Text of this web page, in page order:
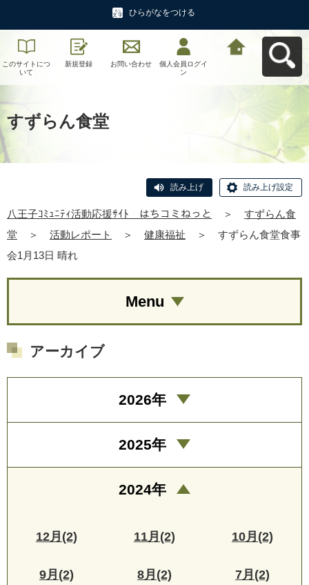
ひらがなをつける
このサイトにつ
いて
新規登録 お問い合わせ
個人会員ログイ
ン
すずらん食堂
読み上げ 読み上げ設定
八王子ｺﾐｭﾆﾃｨ活動応援ｻｲﾄ はちコミねっと ＞
すずらん食
堂
＞ 活動レポート ＞ 健康福祉 ＞
すずらん食堂食事
会1月13日 晴れ
Menu
アーカイブ
2026年
2025年
2024年
12月(2) 11月(2) 10月(2)
9月(2) 8月(2) 7月(2)